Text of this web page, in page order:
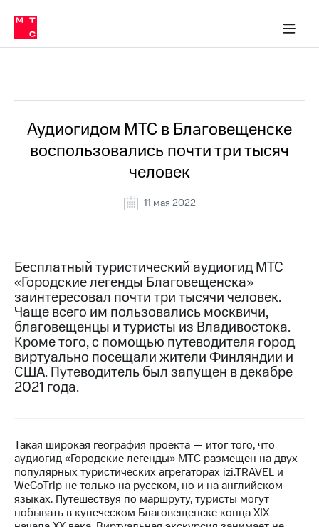
Медиа-центр
и акционерам
Устойчивое развитие
Комплаенс и деловая этика
компании
Карьера
История
компании
информация
Контакты
Медиа-центр
Пресс-
релизы
МТС
о технологиях
Достижения
отчетность
Контакты
Новости
в
в МТС
Пресс-
релизы
о технологиях
Аудиогидом МТС в Благовещенске
воспользовались почти три тысяч
человек
11 мая 2022
Бесплатный туристический аудиогид МТС
«Городские легенды Благовещенска»
заинтересовал почти три тысячи человек.
Чаще всего им пользовались москвичи,
благовещенцы и туристы из Владивостока.
Кроме того, с помощью путеводителя город
виртуально посещали жители Финляндии и
США. Путеводитель был запущен в декабре
2021 года.
Такая широкая география проекта — итог того, что
аудиогид «Городские легенды» МТС размещен на двух
популярных туристических агрегаторах izi.TRAVEL и
WeGoTrip не только на русском, но и на английском
языках. Путешествуя по маршруту, туристы могут
побывать в купеческом Благовещенске конца XIX-